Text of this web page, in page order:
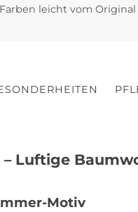
leicht vom Original
– Luftige
Motiv